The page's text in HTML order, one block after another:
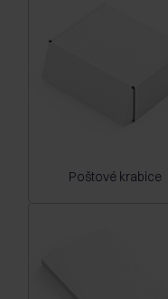
Poštové krabice